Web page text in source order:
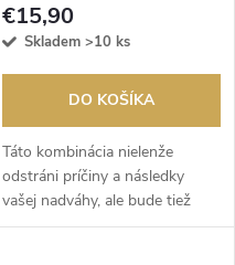
€15,90
Skladem >10 ks
DO KOŠÍKA
Táto kombinácia nielenže
odstráni príčiny a následky
vašej nadváhy, ale bude tiež
smerovať k trvalej zmene.